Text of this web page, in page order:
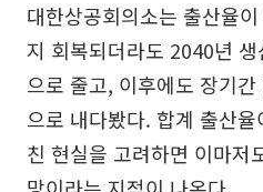
대한상공회의소는 출산율
지 회복되더라도 2040년
으로 줄고, 이후에도 장기
으로 내다봤다. 합계 출산
친 현실을 고려하면 이마저